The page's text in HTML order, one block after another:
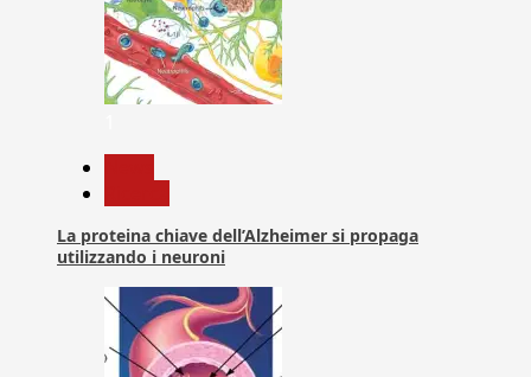
La proteina chiave dell’Alzheimer si propaga
utilizzando i neuroni